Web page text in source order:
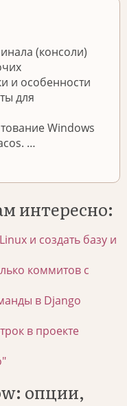
(консоли)
и особенности
для
Windows
…
интересно:
и создать базу и
коммитов с
в Django
в проекте
опции,